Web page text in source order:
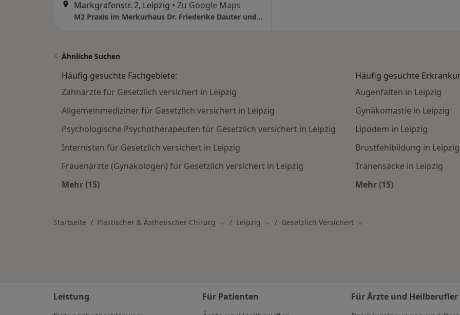
Markgrafenstr. 2, Leipzig • Zu Google Maps
M2 Praxis im Merkurhaus Dr. Friederike Dauter und Dr. Kevin Dauter
Ähnliche Suchen
Häufig gesuchte Fachgebiete:
Zahnärzte für Gesetzlich versichert in Leipzig
Allgemeinmediziner für Gesetzlich versichert in Leipzig
Psychologische Psychotherapeuten für Gesetzlich versichert in Leipzig
Internisten für Gesetzlich versichert in Leipzig
Frauenärzte (Gynäkologen) für Gesetzlich versichert in Leipzig
Mehr (15)
Häufig gesuchte
Augenfalten in Leipzig
Gynäkomastie in Leipzig
Lipödem in Leipzig
Brustfehlbildung in Leipzig
Tränensäcke in Leipzig
Mehr (15)
Startseite Plastischer & Ästhetischer Chirurg Stadt ändern
Leipzig Stadt ändern
Gesetzlich Versichert Stadt ändern
Leistung
Für Patienten
Für Ärzte und Heilberufler